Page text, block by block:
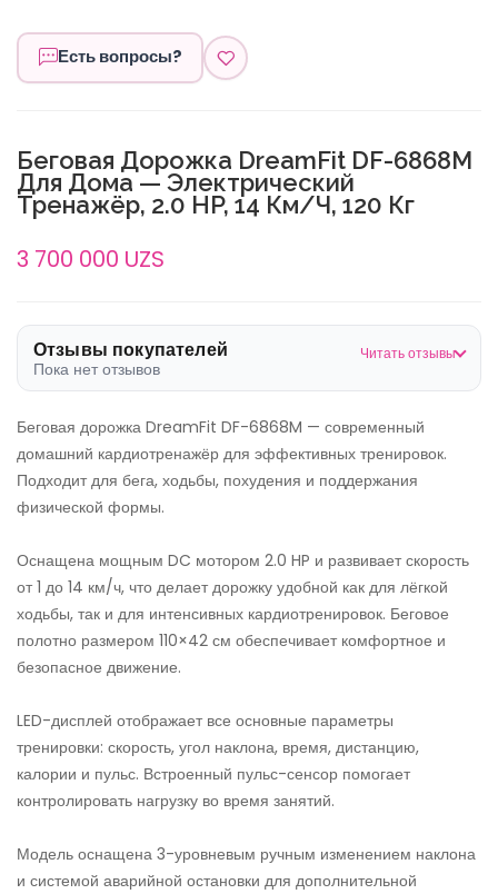
Отзывы покупателей
Пока нет отзывов
Читать отзывы
Есть вопросы?
Беговая Дорожка DreamFit DF-6868M
Для Дома — Электрический
Тренажёр, 2.0 HP, 14 Км/ч, 120 Кг
3 700 000 UZS
Беговая дорожка DreamFit DF-6868M — современный
домашний кардиотренажёр для эффективных тренировок.
Подходит для бега, ходьбы, похудения и поддержания
физической формы.
Оснащена мощным DC мотором 2.0 HP и развивает скорость
от 1 до 14 км/ч, что делает дорожку удобной как для лёгкой
ходьбы, так и для интенсивных кардиотренировок. Беговое
полотно размером 110×42 см обеспечивает комфортное и
безопасное движение.
LED-дисплей отображает все основные параметры
тренировки: скорость, угол наклона, время, дистанцию,
калории и пульс. Встроенный пульс-сенсор помогает
контролировать нагрузку во время занятий.
Модель оснащена 3-уровневым ручным изменением наклона
и системой аварийной остановки для дополнительной